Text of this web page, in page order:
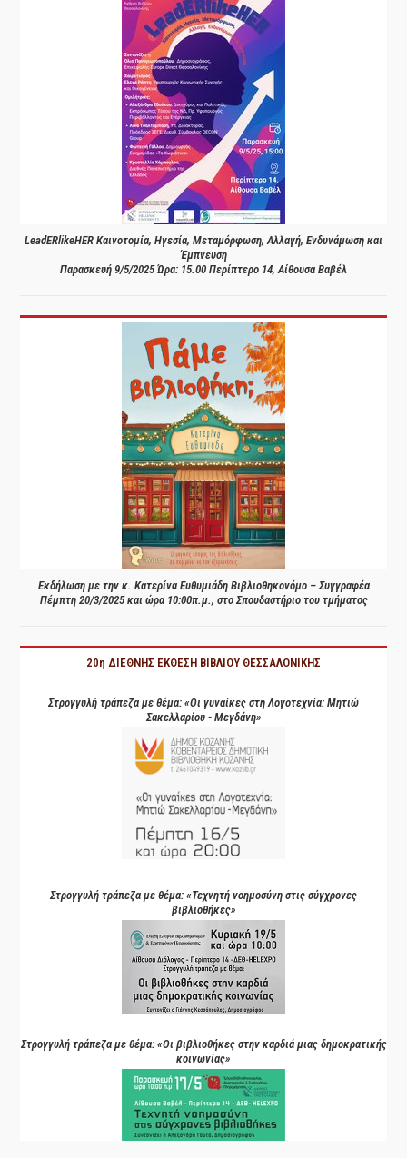
LeadERlikeHER Καινοτομία, Ηγεσία, Μεταμόρφωση, Αλλαγή, Ενδυνάμωση και
Έμπνευση
Παρασκευή 9/5/2025 Ώρα: 15.00 Περίπτερο 14, Αίθουσα Βαβέλ
Εκδήλωση με την κ. Κατερίνα Ευθυμιάδη Βιβλιοθηκονόμο – Συγγραφέα
Πέμπτη 20/3/2025 και ώρα 10:00π.μ., στο Σπουδαστήριο του τμήματος
20η ΔΙΕΘΝΗΣ ΕΚΘΕΣΗ ΒΙΒΛΙΟΥ ΘΕΣΣΑΛΟΝΙΚΗΣ
Στρογγυλή τράπεζα με θέμα: «Οι γυναίκες στη Λογοτεχνία: Μητιώ
Σακελλαρίου - Μεγδάνη»
Στρογγυλή τράπεζα με θέμα: «Τεχνητή νοημοσύνη στις σύγχρονες
βιβλιοθήκες»
Στρογγυλή τράπεζα με θέμα: «Οι βιβλιοθήκες στην καρδιά μιας δημοκρατικής
κοινωνίας»